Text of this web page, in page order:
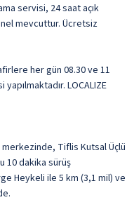
servisi, 24 saat açık
mevcuttur. Ücretsiz
her gün 08.30 ve 11
LOCALIZE
Tiflis Kutsal Üçlü
10 dakika sürüş
Heykeli ile 5 km (3,1 mil) ve